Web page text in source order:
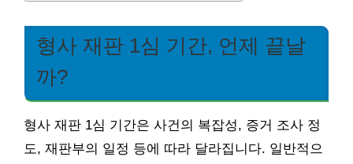
형사 재판 1심 기간, 언제 끝날
까?
형사 재판 1심 기간은 사건의 복잡성, 증거 조사 정
도, 재판부의 일정 등에 따라 달라집니다. 일반적으